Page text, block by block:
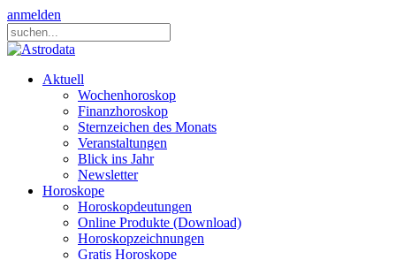
anmelden
Aktuell
Wochenhoroskop
Finanzhoroskop
Sternzeichen des Monats
Veranstaltungen
Blick ins Jahr
Newsletter
Horoskope
Horoskopdeutungen
Online Produkte (Download)
Horoskopzeichnungen
Gratis Horoskope